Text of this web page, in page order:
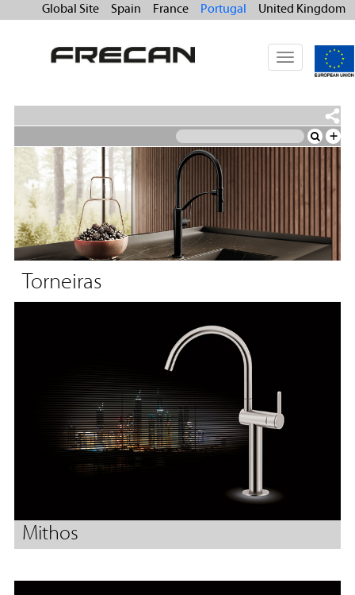
Global Site Spain France Portugal United Kingdom
Toggle
navigation
+
Torneiras
Mithos